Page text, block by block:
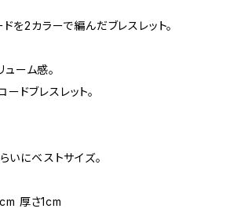
を2カラーで編んだブレスレット。
ーム感。
ドブレスレット。
いにベストサイズ。
厚さ1cm